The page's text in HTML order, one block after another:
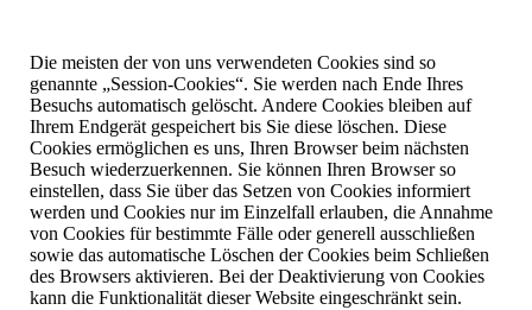
Die meisten der von uns verwendeten Cookies sind so
genannte „Session-Cookies“. Sie werden nach Ende Ihres
Besuchs automatisch gelöscht. Andere Cookies bleiben auf
Ihrem Endgerät gespeichert bis Sie diese löschen. Diese
Cookies ermöglichen es uns, Ihren Browser beim nächsten
Besuch wiederzuerkennen. Sie können Ihren Browser so
einstellen, dass Sie über das Setzen von Cookies informiert
werden und Cookies nur im Einzelfall erlauben, die Annahme
von Cookies für bestimmte Fälle oder generell ausschließen
sowie das automatische Löschen der Cookies beim Schließen
des Browsers aktivieren. Bei der Deaktivierung von Cookies
kann die Funktionalität dieser Website eingeschränkt sein.